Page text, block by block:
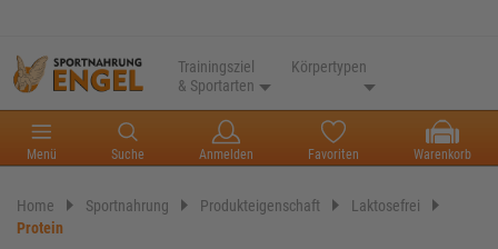
Trainingsziel
& Sportarten
Körpertypen
Menü Suche Anmelden Favoriten Warenkorb
Home Sportnahrung Produkteigenschaft
Laktosefrei
Protein